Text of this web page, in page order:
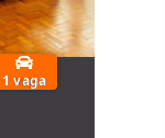
1 vaga